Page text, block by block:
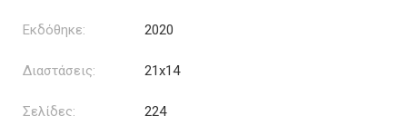
Εκδόθηκε: 2020
Διαστάσεις: 21x14
Σελίδες: 224